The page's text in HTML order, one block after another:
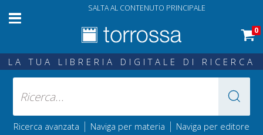
SALTA AL CONTENUTO PRINCIPALE
0
LA TUA LIBRERIA DIGITALE DI RICERCA
Ricerca avanzata | Naviga per materia | Naviga per editore